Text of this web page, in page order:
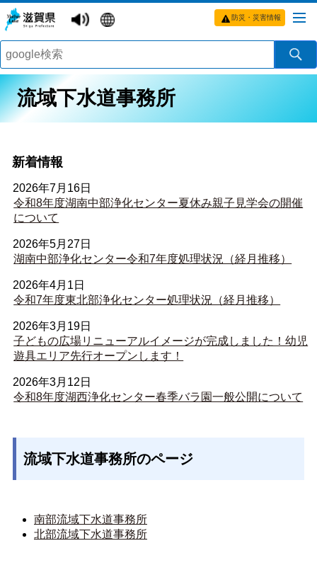
防災・災害情報
流域下水道事務所
新着情報
2026年7月16日
令和8年度湖南中部浄化センター夏休み親子見学会の開催
について
2026年5月27日
湖南中部浄化センター令和7年度処理状況（経月推移）
2026年4月1日
令和7年度東北部浄化センター処理状況（経月推移）
2026年3月19日
子どもの広場リニューアルイメージが完成しました！幼児
遊具エリア先行オープンします！
2026年3月12日
令和8年度湖西浄化センター春季バラ園一般公開について
流域下水道事務所のページ
南部流域下水道事務所
北部流域下水道事務所